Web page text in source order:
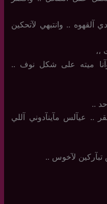
.. وانتبهي لآتحكين
،،
ميته على شكل نوف ..
..
عيآلس مآينآدوني آللي
لآخوس ..